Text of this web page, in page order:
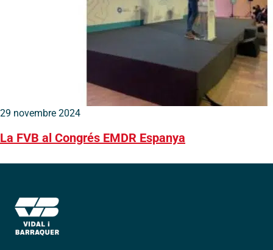
29 novembre 2024
La FVB al Congrés EMDR Espanya